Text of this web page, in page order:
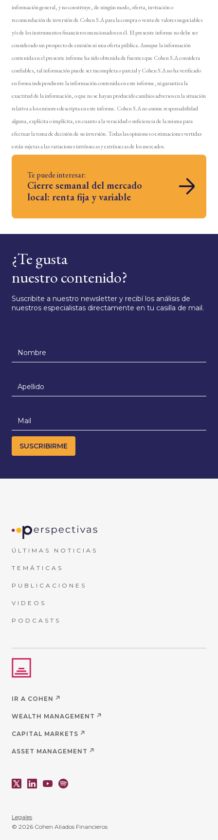
información general, y no constituye, de ningún modo, oferta, invitación o
recomendación de inversión de Cohen S.A para la compra o venta de valores negociables
y/o de los instrumentos financieros mencionados en él. El presente informe no debe ser
considerado un prospecto de emisión ni una oferta pública. Aunque la información
contenida en el presente informe ha sido obtenida de fuentes que Cohen S.A considera
confiables, tal información puede ser incompleta o parcial y Cohen S.A no ha verificado
en forma independiente la información contenida en este informe, ni garantiza la
exactitud de la información, o que no se hayan producido cambios adversos en la situación
relativa a los emisores descripta en este informe. Cohen S.A no asume responsabilidad
alguna, explícita o implícita, en cuanto a la veracidad o suficiencia de la misma para
efectuar la toma de decisión de su inversión. Todas las opiniones o estimaciones vertidas
están sujetas a las variaciones intrínsecas y extrínsecas de los mercados.
Te puede interesar:
Cierre semanal del mercado
local: renta fija y variable
¿Te gusta
nuestro contenido?
Suscribite a nuestro newsletter y recibí los análisis de
nuestros especialistas directamente en tu casilla de mail.
ÚLTIMAS NOTICIAS
TEMÁTICAS
PUBLICACIONES
VIDEOS
PODCASTS
IR A COHEN
WEALTH MANAGEMENT
CAPITAL MARKETS
ASSET MANAGEMENT
Legales
© 2026 Cohen Aliados Financieros